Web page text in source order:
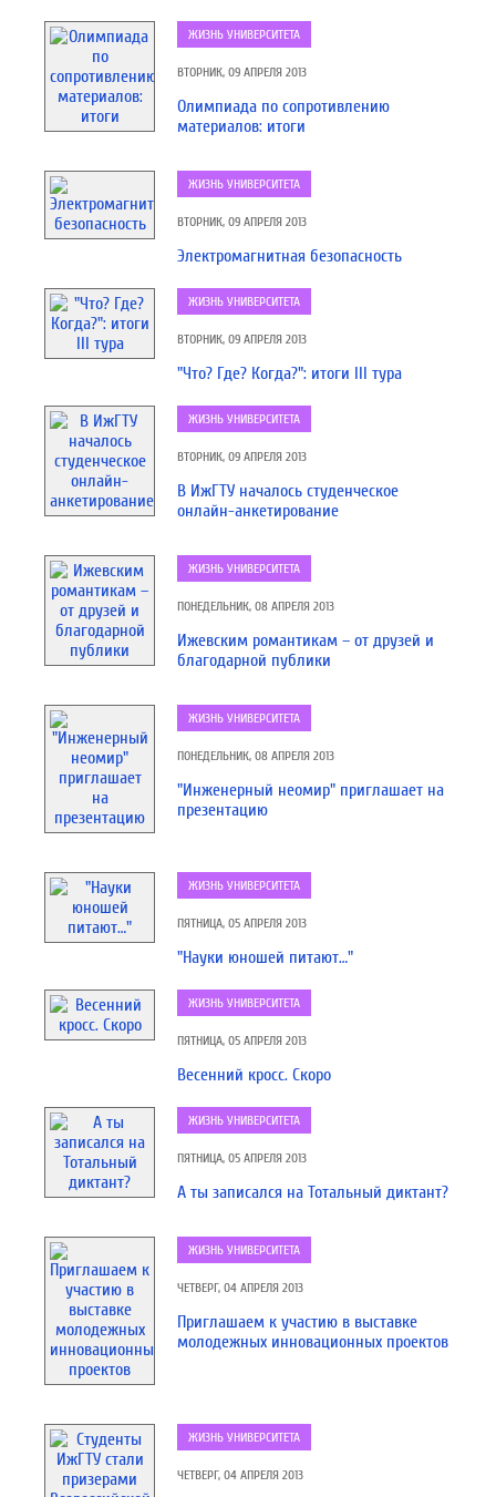
ЖИЗНЬ УНИВЕРСИТЕТА
ВТОРНИК, 09 АПРЕЛЯ 2013
Олимпиада по сопротивлению
материалов: итоги
ЖИЗНЬ УНИВЕРСИТЕТА
ВТОРНИК, 09 АПРЕЛЯ 2013
Электромагнитная безопасность
ЖИЗНЬ УНИВЕРСИТЕТА
ВТОРНИК, 09 АПРЕЛЯ 2013
"Что? Где? Когда?": итоги III тура
ЖИЗНЬ УНИВЕРСИТЕТА
ВТОРНИК, 09 АПРЕЛЯ 2013
В ИжГТУ началось студенческое
онлайн-анкетирование
ЖИЗНЬ УНИВЕРСИТЕТА
ПОНЕДЕЛЬНИК, 08 АПРЕЛЯ 2013
Ижевским романтикам – от друзей и
благодарной публики
ЖИЗНЬ УНИВЕРСИТЕТА
ПОНЕДЕЛЬНИК, 08 АПРЕЛЯ 2013
"Инженерный неомир" приглашает на
презентацию
ЖИЗНЬ УНИВЕРСИТЕТА
ПЯТНИЦА, 05 АПРЕЛЯ 2013
"Науки юношей питают…"
ЖИЗНЬ УНИВЕРСИТЕТА
ПЯТНИЦА, 05 АПРЕЛЯ 2013
Весенний кросс. Скоро
ЖИЗНЬ УНИВЕРСИТЕТА
ПЯТНИЦА, 05 АПРЕЛЯ 2013
А ты записался на Тотальный диктант?
ЖИЗНЬ УНИВЕРСИТЕТА
ЧЕТВЕРГ, 04 АПРЕЛЯ 2013
Приглашаем к участию в выставке
молодежных инновационных проектов
ЖИЗНЬ УНИВЕРСИТЕТА
ЧЕТВЕРГ, 04 АПРЕЛЯ 2013